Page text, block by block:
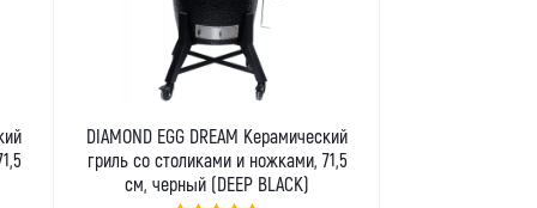
DIAMOND EGG DREAM Керамический
гриль со столиками и ножками, 71,5
см, черный (DEEP BLACK)